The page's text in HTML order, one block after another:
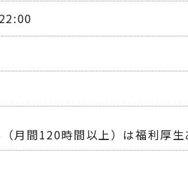
月間120時間以上）は福利厚